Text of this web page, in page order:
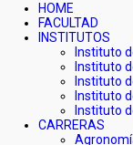
HOME
FACULTAD
INSTITUTOS
Instituto
Instituto
Instituto
Instituto
Instituto
CARRERAS